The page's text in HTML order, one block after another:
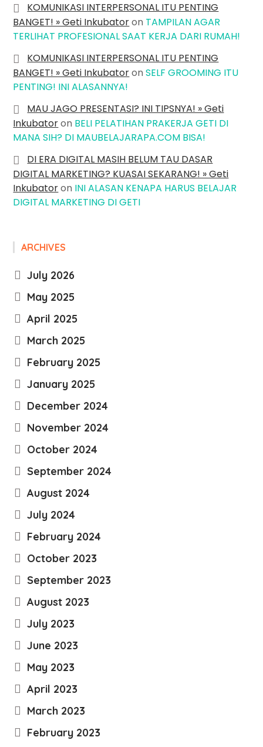
KOMUNIKASI INTERPERSONAL ITU PENTING
BANGET! » Geti Inkubatoron TAMPILAN AGAR
TERLIHAT PROFESIONAL SAAT KERJA DARI RUMAH!
KOMUNIKASI INTERPERSONAL ITU PENTING
BANGET! » Geti InkubatoronSELF GROOMING ITU
PENTING! INI ALASANNYA!
MAU JAGO PRESENTASI? INI TIPSNYA! » Geti
Inkubatoron BELI PELATIHAN PRAKERJA GETI DI
MANA SIH? DI MAUBELAJARAPA.COM BISA!
DI ERA DIGITAL MASIH BELUM TAU DASAR
DIGITAL MARKETING? KUASAI SEKARANG! » Geti
Inkubatoron INI ALASAN KENAPA HARUS BELAJAR
DIGITAL MARKETING DI GETI
ARCHIVES
July 2026
May 2025
April 2025
March 2025
February 2025
January 2025
December 2024
November 2024
October 2024
September 2024
August 2024
July 2024
February 2024
October 2023
September 2023
August 2023
July 2023
June 2023
May 2023
April 2023
March 2023
February 2023